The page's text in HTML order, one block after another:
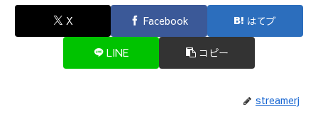
X Facebook はてブ
LINE コピー
streamerj